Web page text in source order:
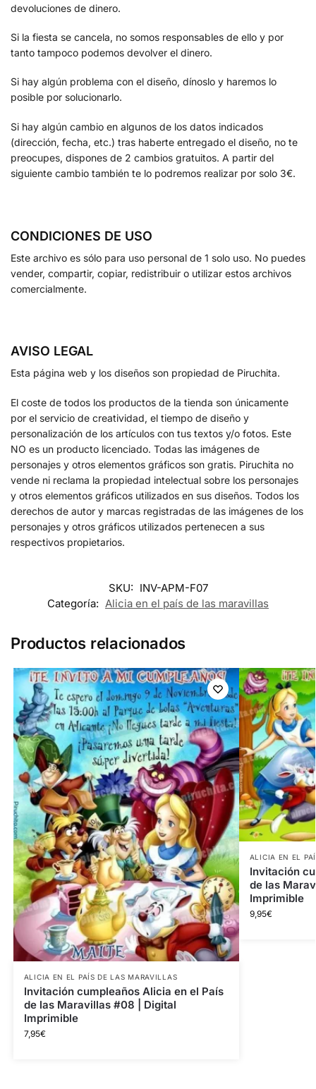
devoluciones de dinero.
Si la fiesta se cancela, no somos responsables de ello y por
tanto tampoco podemos devolver el dinero.
Si hay algún problema con el diseño, dínoslo y haremos lo
posible por solucionarlo.
Si hay algún cambio en algunos de los datos indicados
(dirección, fecha, etc.) tras haberte entregado el diseño, no te
preocupes, dispones de 2 cambios gratuitos. A partir del
siguiente cambio también te lo podremos realizar por solo 3€.
CONDICIONES DE USO
Este archivo es sólo para uso personal de 1 solo uso. No puedes
vender, compartir, copiar, redistribuir o utilizar estos archivos
comercialmente.
AVISO LEGAL
Esta página web y los diseños son propiedad de Piruchita.
El coste de todos los productos de la tienda son únicamente
por el servicio de creatividad, el tiempo de diseño y
personalización de los artículos con tus textos y/o fotos. Este
NO es un producto licenciado. Todas las imágenes de
personajes y otros elementos gráficos son gratis. Piruchita no
vende ni reclama la propiedad intelectual sobre los personajes
y otros elementos gráficos utilizados en sus diseños. Todos los
derechos de autor y marcas registradas de las imágenes de los
personajes y otros gráficos utilizados pertenecen a sus
respectivos propietarios.
SKU: INV-APM-F07
Categoría: Alicia en el país de las maravillas
Productos relacionados
ALICIA EN EL PAÍS DE LAS MARAVILLAS
Invitación cumpleaños Alicia en el País
de las Maravillas #08 | Digital
Imprimible
7,95€
ALICIA EN EL
Invitación
de las
Imprimible
9,95€